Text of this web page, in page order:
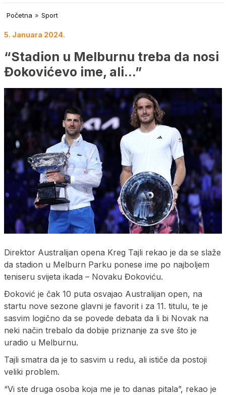
Početna » Sport
5. Januara 2024.
“Stadion u Melburnu treba da nosi
Đokovićevo ime, ali…”
Direktor Australijan opena Kreg Tajli rekao je da se slaže
da stadion u Melburn Parku ponese ime po najboljem
teniseru svijeta ikada – Novaku Đokoviću.
Đoković je čak 10 puta osvajao Australijan open, na
startu nove sezone glavni je favorit i za 11. titulu, te je
sasvim logično da se povede debata da li bi Novak na
neki način trebalo da dobije priznanje za sve što je
uradio u Melburnu.
Tajli smatra da je to sasvim u redu, ali ističe da postoji
veliki problem.
“Vi ste druga osoba koja me je to danas pitala”, rekao je